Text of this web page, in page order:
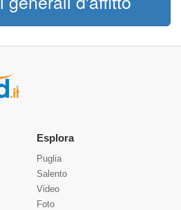
Esplora
Puglia
Salento
Video
Foto